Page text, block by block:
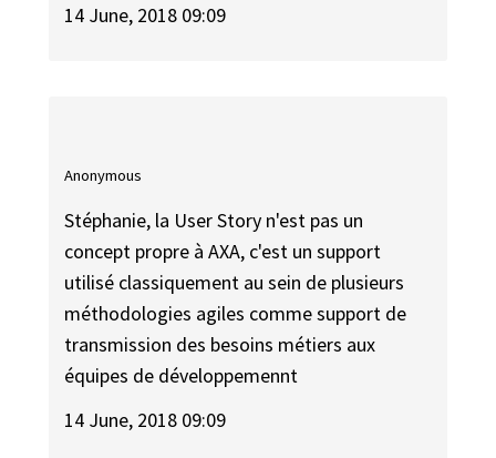
14 June, 2018 09:09
Anonymous
Stéphanie, la User Story n'est pas un
concept propre à AXA, c'est un support
utilisé classiquement au sein de plusieurs
méthodologies agiles comme support de
transmission des besoins métiers aux
équipes de développemennt
14 June, 2018 09:09